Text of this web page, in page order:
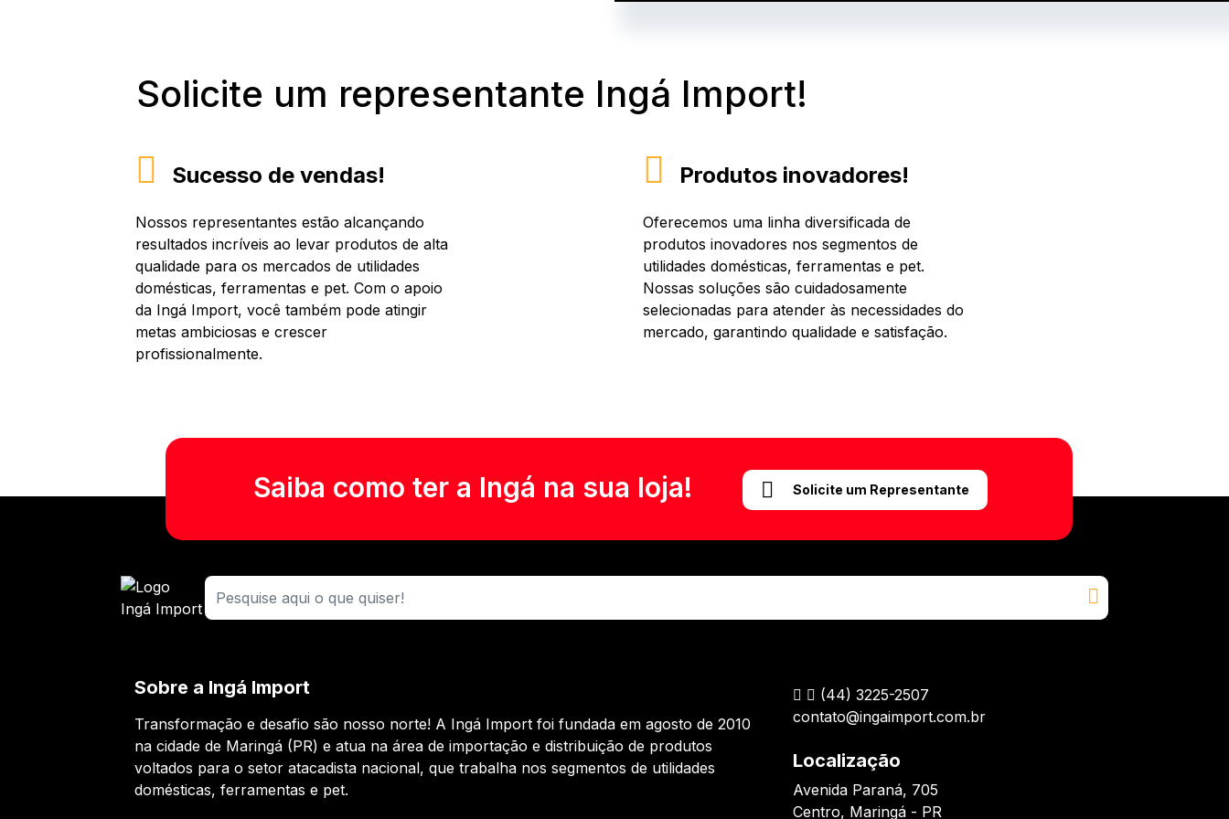
Solicite um representante Ingá Import!
Sucesso de vendas!
Nossos representantes estão alcançando
resultados incríveis ao levar produtos de alta
qualidade para os mercados de utilidades
domésticas, ferramentas e pet. Com o apoio
da Ingá Import, você também pode atingir
metas ambiciosas e crescer
profissionalmente.
Produtos inovadores!
Oferecemos uma linha diversificada de
produtos inovadores nos segmentos de
utilidades domésticas, ferramentas e pet.
Nossas soluções são cuidadosamente
selecionadas para atender às necessidades do
mercado, garantindo qualidade e satisfação.
Saiba como ter a Ingá na sua loja! Solicite um Representante
Sobre a Ingá Import
Transformação e desafio são nosso norte! A Ingá Import foi fundada em agosto de 2010
na cidade de Maringá (PR) e atua na área de importação e distribuição de produtos
voltados para o setor atacadista nacional, que trabalha nos segmentos de utilidades
domésticas, ferramentas e pet.
(44) 3225-2507
contato@ingaimport.com.br
Localização
Avenida Paraná, 705
Centro, Maringá - PR